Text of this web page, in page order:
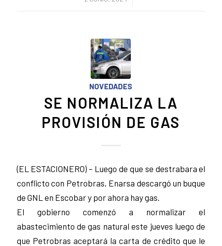
NOVEDADES
SE NORMALIZA LA
PROVISIÓN DE GAS
(EL ESTACIONERO) – Luego de que se destrabara el
conflicto con Petrobras, Enarsa descargó un buque
de GNL en Escobar y por ahora hay gas.
El gobierno comenzó a normalizar el
abastecimiento de gas natural este jueves luego de
que Petrobras aceptará la carta de crédito que le